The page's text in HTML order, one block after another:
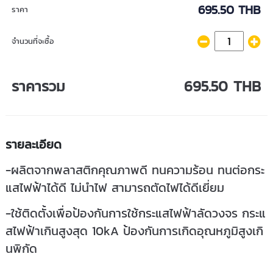
ราคา 695.50 THB
จำนวนที่จะซื้อ
ราคารวม 695.50 THB
รายละเอียด
-ผลิตจากพลาสติกคุณภาพดี ทนความร้อน ทนต่อกระ
แสไฟฟ้าได้ดี ไม่นำไฟ สามารถตัดไฟได้ดีเยี่ยม
-ใช้ติดตั้งเพื่อป้องกันการใช้กระแสไฟฟ้าลัดวงจร กระแ
สไฟฟ้าเกินสูงสุด 10kA ป้องกันการเกิดอุณหภูมิสูงเกิ
นพิกัด